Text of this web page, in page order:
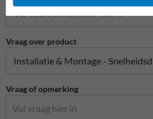
Vraag over product
Vraag of opmerking